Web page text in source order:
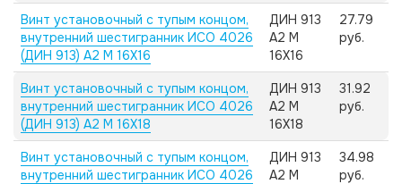
Винт установочный с тупым концом,
внутренний шестигранник ИСО 4026
(ДИН 913) А2 M 16X16
ДИН 913
А2 M
16X16
27.79
руб.
Винт установочный с тупым концом,
внутренний шестигранник ИСО 4026
(ДИН 913) А2 M 16X18
ДИН 913
А2 M
16X18
31.92
руб.
Винт установочный с тупым концом,
внутренний шестигранник ИСО 4026
ДИН 913
А2 M
34.98
руб.